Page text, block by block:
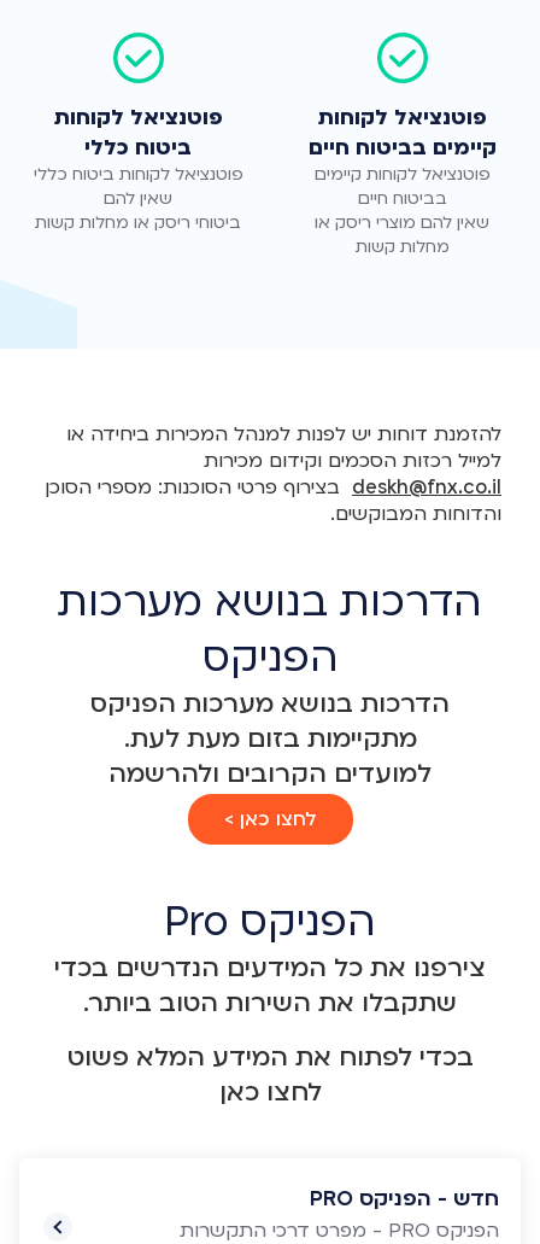
פוטנציאל לקוחות
קיימים בביטוח חיים
פוטנציאל לקוחות קיימים
שאין להם מוצרי ריסק או
מחלות קשות
פוטנציאל לקוחות
ביטוח כללי
פוטנציאל לקוחות ביטוח כללי
ביטוחי ריסק או מחלות קשות
להזמנת דוחות יש לפנות למנהל המכירות ביחידה או
למייל רכזות הסכמים וקידום מכירות
deskh@fnx.co.il בצירוף פרטי הסוכנות: מספרי הסוכן
והדוחות המבוקשים.
הדרכות בנושא מערכות
הפניקס
הדרכות בנושא מערכות הפניקס
מתקיימות בזום מעת לעת.
למועדים הקרובים ולהרשמה
לחצו כאן >
הפניקס Pro
צירפנו את כל המידעים הנדרשים בכדי
שתקבלו את השירות הטוב ביותר.
בכדי לפתוח את המידע המלא פשוט
לחצו כאן
חדש - הפניקס PRO
הפניקס PRO - מפרט דרכי התקשרות